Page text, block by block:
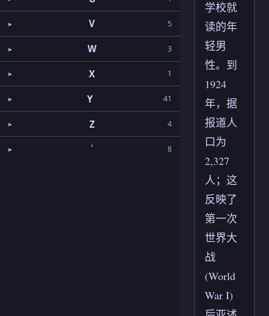
V 5
W 3
X 1
Y 41
Z 4
ʿ 8
学校就
读的年
轻男
性。到
1924
年，据
报道人
口为
2,327
人；这
反映了
第一次
世界大
战
(World
War I)